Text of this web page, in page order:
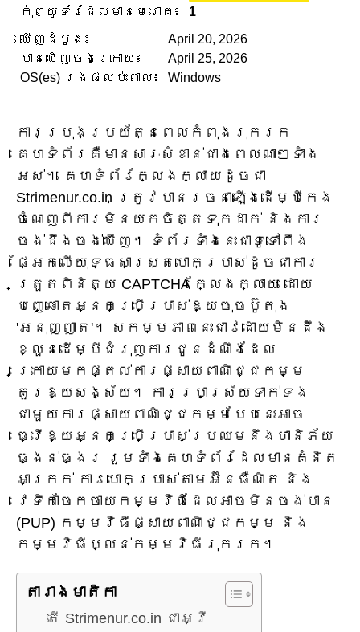
កុំព្យូទ័រដែលមានមេរោគ៖
1
ឃើញដំបូង៖
April 20, 2026
បានឃើញចុងក្រោយ៖
April 25, 2026
OS(es) រងផលប៉ះពាល់៖
Windows
ការប្រុងប្រយ័ត្នពេលកំពុងរុករក
គេហទំព័រគឺមានសារៈសំខាន់ជាងពេលណាៗទាំង
អស់។ គេហទំព័រក្លែងក្លាយដូចជា
Strimenur.co.in ត្រូវបានរចនាឡើងដើម្បីកេង
ចំណេញពីការមិនយកចិត្តទុកដាក់ និងការ
ចង់ដឹងចង់ឃើញ។ ទំព័រទាំងនេះជាទូទៅពឹង
ផ្អែកលើយុទ្ធសាស្ត្របោកប្រាស់ដូចជាការ
ត្រួតពិនិត្យ CAPTCHA ក្លែងក្លាយ ដោយ
បញ្ឆោតអ្នកប្រើប្រាស់ឱ្យចុចប៊ូតុង
'អនុញ្ញាត'។ សកម្មភាពនេះជាវដោយមិនដឹង
ខ្លួនដើម្បីជំរុញការជូនដំណឹងដែល
ក្រោយមកផ្តល់ការផ្សាយពាណិជ្ជកម្ម
គួរឱ្យសង្ស័យ។ ការប្រាស្រ័យទាក់ទង
ជាមួយការផ្សាយពាណិជ្ជកម្មបែបនេះអាច
ធ្វើឱ្យអ្នកប្រើប្រាស់ប្រឈមនឹងហានិភ័យ
ធ្ងន់ធ្ងរ រួមទាំងគេហទំព័រដែលមានគំនិត
អាក្រក់ ការបោកប្រាស់តាមអ៊ីនធឺណិត និង
វេទិកាចែកចាយកម្មវិធីដែលអាចមិនចង់បាន
(PUP) កម្មវិធីផ្សាយពាណិជ្ជកម្ម និង
កម្មវិធីប្លន់កម្មវិធីរុករក។
តារាង​មាតិកា
តើ Strimenur.co.in ជាអ្វី